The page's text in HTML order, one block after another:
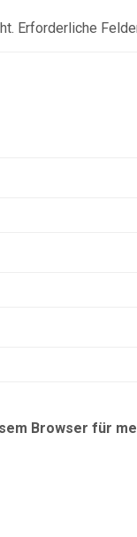
Erforderliche
Browser für